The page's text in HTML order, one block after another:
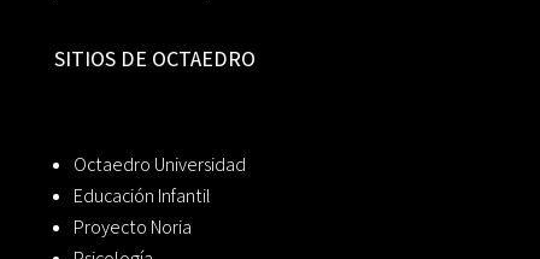
SITIOS DE OCTAEDRO
Octaedro Universidad
Educación Infantil
Proyecto Noria